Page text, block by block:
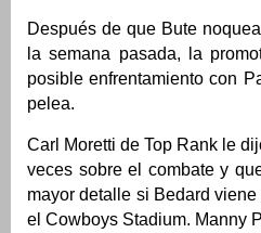
Después de que Bute
la semana pasada, la
posible enfrentamiento con
pelea.
Carl Moretti de Top Rank le
veces sobre el combate y
mayor detalle si Bedard
el Cowboys Stadium. Manny